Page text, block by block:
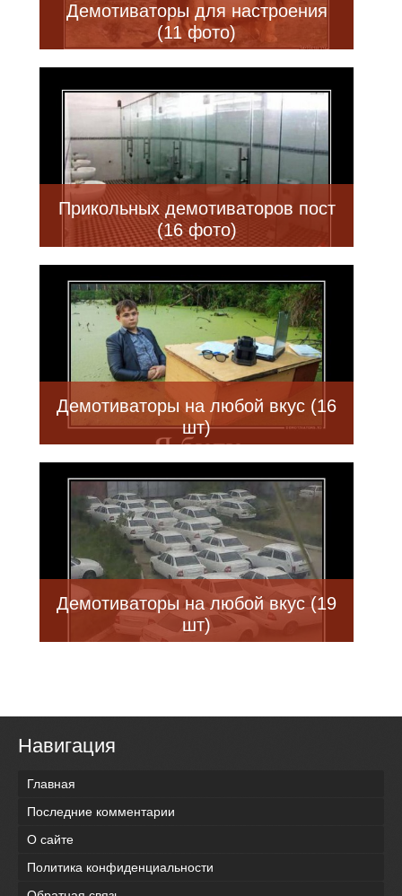
Демотиваторы для настроения
(11 фото)
Прикольных демотиваторов пост
(16 фото)
Демотиваторы на любой вкус (16
шт)
Демотиваторы на любой вкус (19
шт)
Навигация
Главная
Последние комментарии
О сайте
Политика конфиденциальности